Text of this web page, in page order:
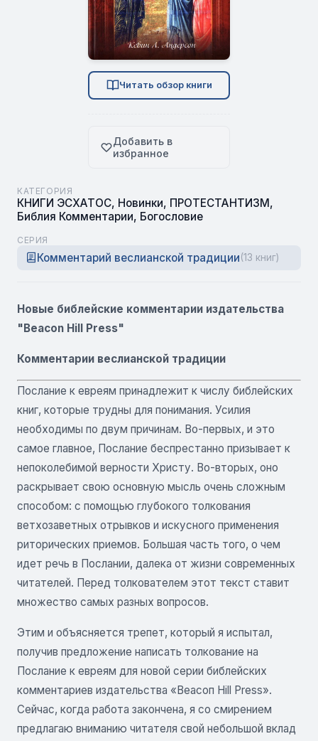
Читать обзор книги
Добавить в
избранное
КАТЕГОРИЯ
КНИГИ ЭСХАТОС, Новинки, ПРОТЕСТАНТИЗМ,
Библия Комментарии, Богословие
СЕРИЯ
Комментарий веслианской традиции(13 книг)
Новые библейские комментарии издательства
"Beacon Hill Press"
Комментарии веслианской традиции
Послание к евреям принадлежит к числу библейских
книг, которые трудны для понимания. Усилия
необходимы по двум причинам. Во-первых, и это
самое главное, Послание беспрестанно призывает к
непоколебимой верности Христу. Во-вторых, оно
раскрывает свою основную мысль очень сложным
способом: с помощью глубокого толкования
ветхозаветных отрывков и искусного применения
риторических приемов. Большая часть того, о чем
идет речь в Послании, далека от жизни современных
читателей. Перед толкователем этот текст ставит
множество самых разных вопросов.
Этим и объясняется трепет, который я испытал,
получив предложение написать толкование на
Послание к евреям для новой серии библейских
комментариев издательства «Веасоп Hill Press».
Сейчас, когда работа закончена, я со смирением
предлагаю вниманию читателя свой небольшой вклад